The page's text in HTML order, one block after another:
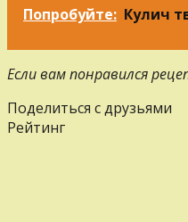
Попробуйте: Кулич
Если вам понравился
Поделиться с друзьями
Рейтинг